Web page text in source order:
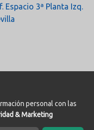
Espacio 3ª Planta Izq.
personal con las
& Marketing